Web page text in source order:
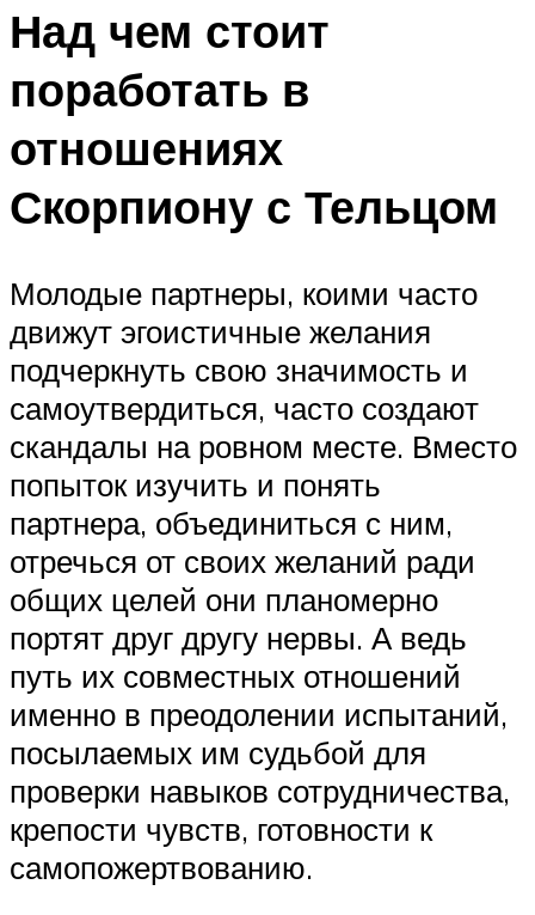
Над чем стоит
поработать в
отношениях
Скорпиону с Тельцом
Молодые партнеры, коими часто
движут эгоистичные желания
подчеркнуть свою значимость и
самоутвердиться, часто создают
скандалы на ровном месте. Вместо
попыток изучить и понять
партнера, объединиться с ним,
отречься от своих желаний ради
общих целей они планомерно
портят друг другу нервы. А ведь
путь их совместных отношений
именно в преодолении испытаний,
посылаемых им судьбой для
проверки навыков сотрудничества,
крепости чувств, готовности к
самопожертвованию.